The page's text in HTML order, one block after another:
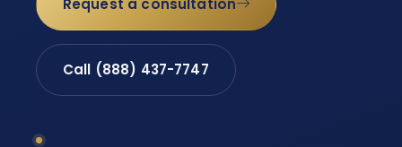
Request a consultation
Call (888) 437-7747